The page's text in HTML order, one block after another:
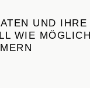
UND
WIE